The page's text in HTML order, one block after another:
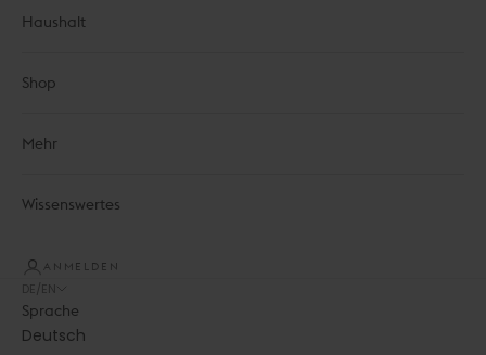
Haushalt
Shop
Mehr
Wissenswertes
ANMELDEN
DE/EN
Sprache
Deutsch